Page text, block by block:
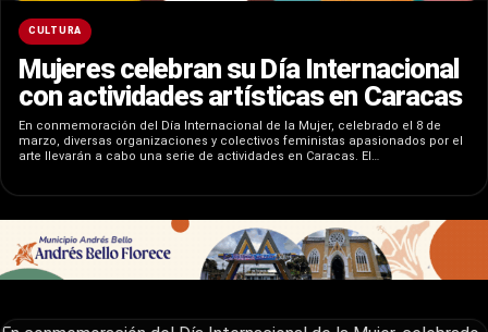
CULTURA
Mujeres celebran su Día Internacional
con actividades artísticas en Caracas
En conmemoración del Día Internacional de la Mujer, celebrado el 8 de
marzo, diversas organizaciones y colectivos feministas apasionados por el
arte llevarán a cabo una serie de actividades en Caracas. El…